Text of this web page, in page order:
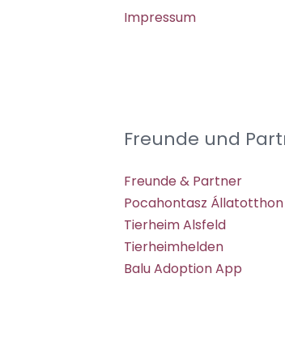
Impressum
Freunde und
Freunde & Partner
Pocahontasz Állatotthon
Tierheim Alsfeld
Tierheimhelden
Balu Adoption App